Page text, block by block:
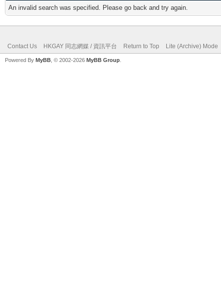
An invalid search was specified. Please go back and try again.
Contact Us HKGAY 同志網媒 / 資訊平台 Return to Top Lite (Archive) Mode
Powered By MyBB , © 2002-2026 MyBB Group